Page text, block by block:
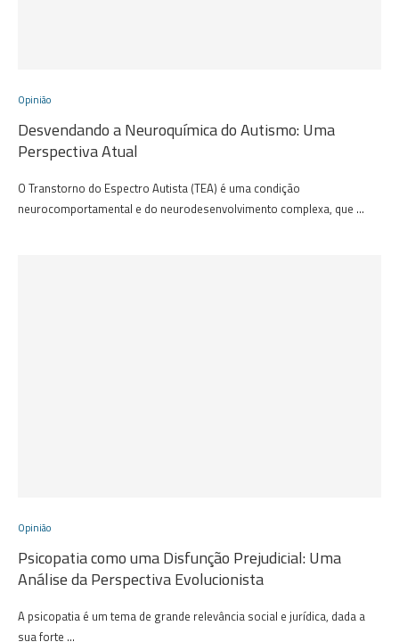
Opinião
Desvendando a Neuroquímica do Autismo: Uma
Perspectiva Atual
O Transtorno do Espectro Autista (TEA) é uma condição
neurocomportamental e do neurodesenvolvimento complexa, que …
Opinião
Psicopatia como uma Disfunção Prejudicial: Uma
Análise da Perspectiva Evolucionista
A psicopatia é um tema de grande relevância social e jurídica, dada a
sua forte …